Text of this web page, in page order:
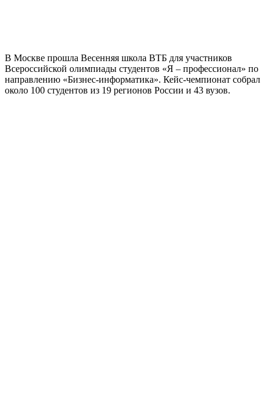
В Москве прошла Весенняя школа ВТБ для участников
Всероссийской олимпиады студентов «Я – профессионал» по
направлению «Бизнес-информатика». Кейс‑чемпионат собрал
около 100 студентов из 19 регионов России и 43 вузов.